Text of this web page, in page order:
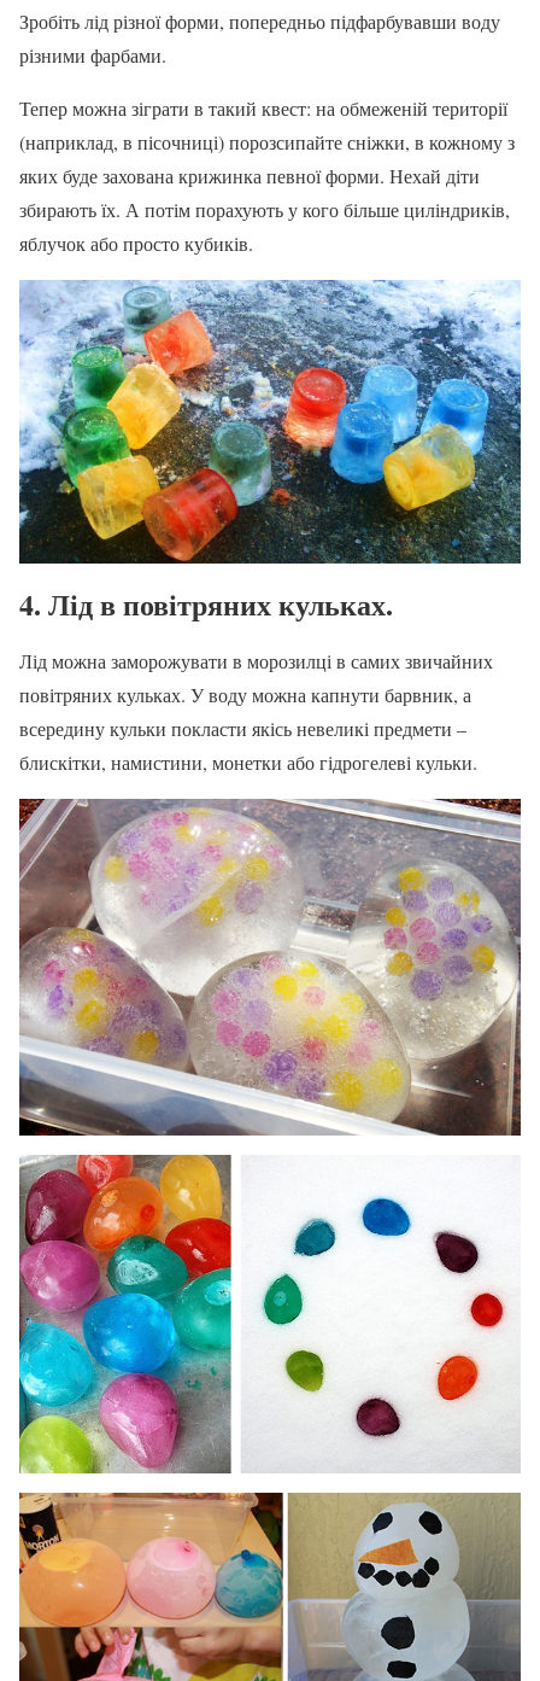
Зробіть лід різної форми, попередньо підфарбувавши воду
різними фарбами.
Тепер можна зіграти в такий квест: на обмеженій території
(наприклад, в пісочниці) порозсипайте сніжки, в кожному з
яких буде захована крижинка певної форми. Нехай діти
збирають їх. А потім порахують у кого більше циліндриків,
яблучок або просто кубиків.
4. Лід в повітряних кульках.
Лід можна заморожувати в морозилці в самих звичайних
повітряних кульках. У воду можна капнути барвник, а
всередину кульки покласти якісь невеликі предмети –
блискітки, намистини, монетки або гідрогелеві кульки.